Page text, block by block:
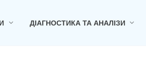
ДІАГНОСТИКА ТА АНАЛІЗИ